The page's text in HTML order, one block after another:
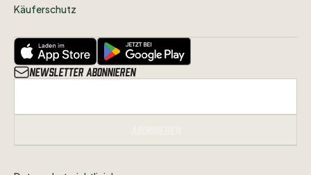
Käuferschutz
Newsletter abonnieren